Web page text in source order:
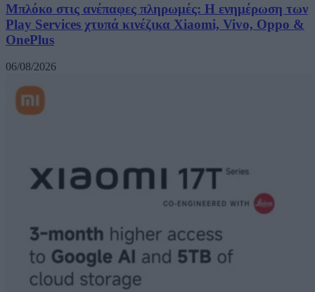
Μπλόκο στις ανέπαφες πληρωμές: Η ενημέρωση των
Play Services χτυπά κινέζικα Xiaomi, Vivo, Oppo &
OnePlus
06/08/2026